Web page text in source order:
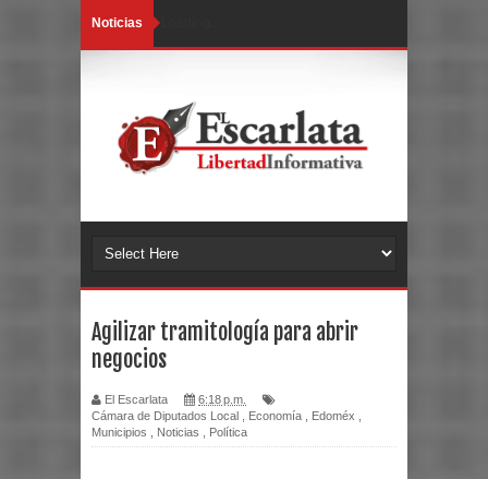
Noticias
Agilizar tramitología para abrir
negocios
El Escarlata
6:18 p.m.
Cámara de Diputados Local
Economía Edoméx
Municipios
Noticias Política